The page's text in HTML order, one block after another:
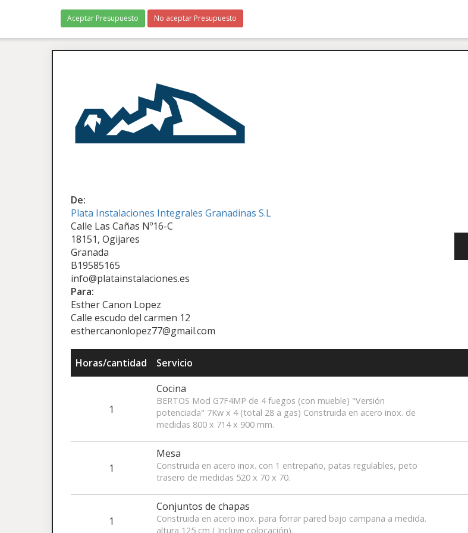
Aceptar Presupuesto No aceptar Presupuesto
De:
Plata Instalaciones Integrales Granadinas S.L
Calle Las Cañas Nº16-C
18151, Ogijares
Granada
B19585165
info@platainstalaciones.es
Para:
Esther Canon Lopez
Calle escudo del carmen 12
esthercanonlopez77@gmail.com
Horas/cantidad Servicio
1
Cocina
BERTOS Mod G7F4MP de 4 fuegos (con mueble) "Versión
potenciada" 7Kw x 4 (total 28 a gas) Construida en acero inox. de
medidas 800 x 714 x 900 mm.
1
Mesa
Construida en acero inox. con 1 entrepaño, patas regulables, peto
trasero de medidas 520 x 70 x 70.
1
Conjuntos de chapas
Construida en acero inox. para forrar pared bajo campana a medida.
altura 125 cm ( Incluye colocación).